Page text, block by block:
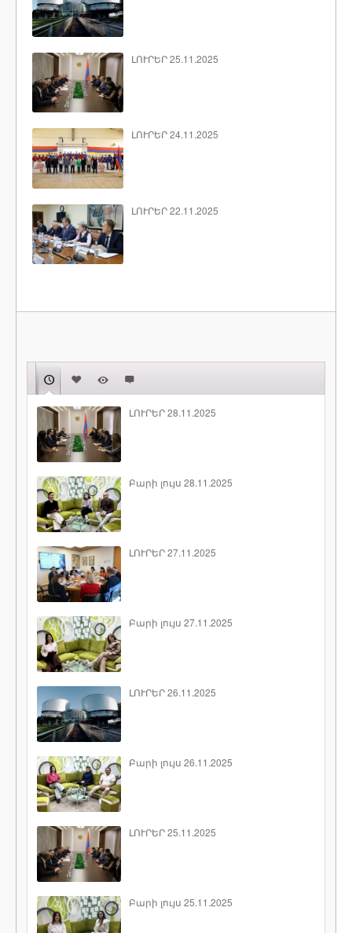
ԼՈՒՐԵՐ 25.11.2025
ԼՈՒՐԵՐ 24.11.2025
ԼՈՒՐԵՐ 22.11.2025
ԼՈՒՐԵՐ 28.11.2025
Բարի լույս 28.11.2025
ԼՈՒՐԵՐ 27.11.2025
Բարի լույս 27.11.2025
ԼՈՒՐԵՐ 26.11.2025
Բարի լույս 26.11.2025
ԼՈՒՐԵՐ 25.11.2025
Բարի լույս 25.11.2025